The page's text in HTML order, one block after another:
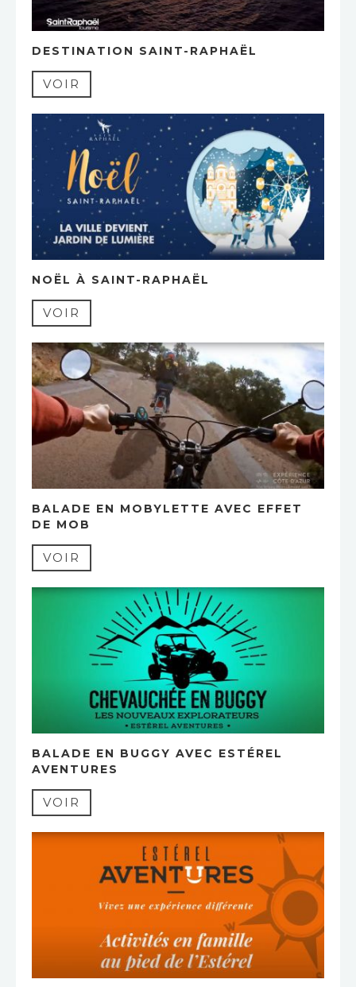
DESTINATION SAINT-RAPHAËL
VOIR
NOËL À SAINT-RAPHAËL
VOIR
BALADE EN MOBYLETTE AVEC EFFET
DE MOB
VOIR
BALADE EN BUGGY AVEC ESTÉREL
AVENTURES
VOIR